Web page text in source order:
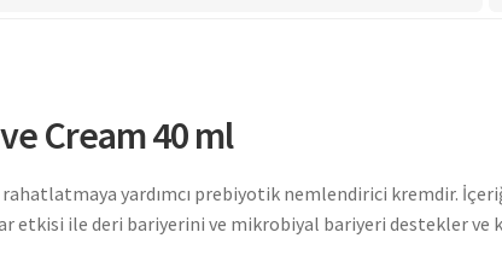
Cream 40 ml
yardımcı prebiyotik nemlendirici kremdir.
ile deri bariyerini ve mikrobiyal bariyeri destekler ve